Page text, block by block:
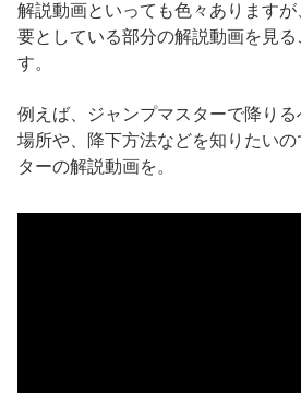
解説動画といっても色々あります
要としている部分の解説動画を見る
す。
例えば、ジャンプマスターで降り
場所や、降下方法などを知りたい
ターの解説動画を。